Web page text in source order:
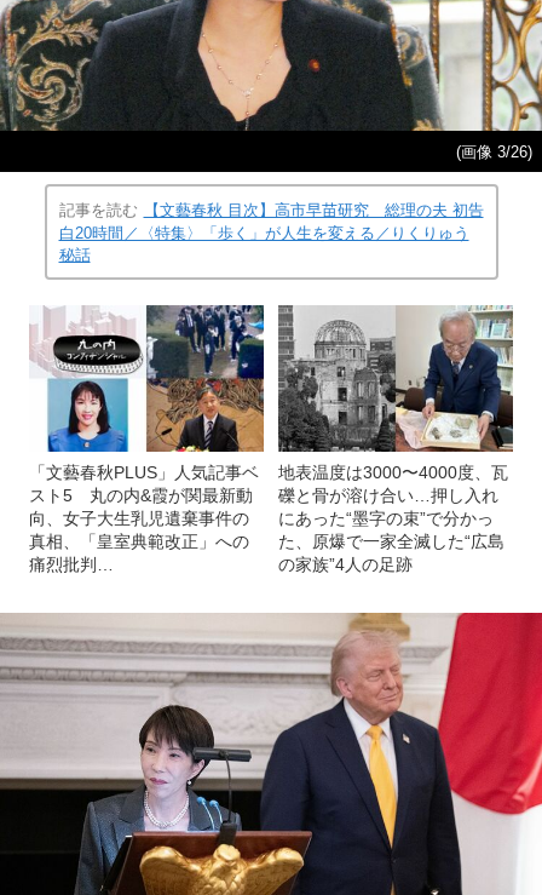
(画像 3/26)
記事を読む
【文藝春秋 目次】高市早苗研究 総理の夫 初告
白20時間／〈特集〉「歩く」が人生を変える／りくりゅう
秘話
「文藝春秋PLUS」人気記事ベ
スト5 丸の内&霞が関最新動
向、女子大生乳児遺棄事件の
真相、「皇室典範改正」への
痛烈批判…
地表温度は3000〜4000度、瓦
礫と骨が溶け合い…押し入れ
にあった“墨字の束”で分かっ
た、原爆で一家全滅した“広島
の家族”4人の足跡